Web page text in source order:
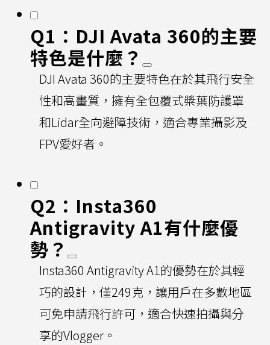
Q1：DJI Avata 360的主要
特色是什麼？
DJI Avata 360的主要特色在於其飛行安全
性和高畫質，擁有全包覆式槳葉防護罩
和Lidar全向避障技術，適合專業攝影及
FPV愛好者。
Q2：Insta360
Antigravity A1有什麼優
勢？
Insta360 Antigravity A1的優勢在於其輕
巧的設計，僅249克，讓用戶在多數地區
可免申請飛行許可，適合快速拍攝與分
享的Vlogger。